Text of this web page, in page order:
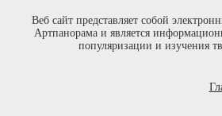
Веб сайт представляет собой
Артпанорама и является
популяризации и изучения